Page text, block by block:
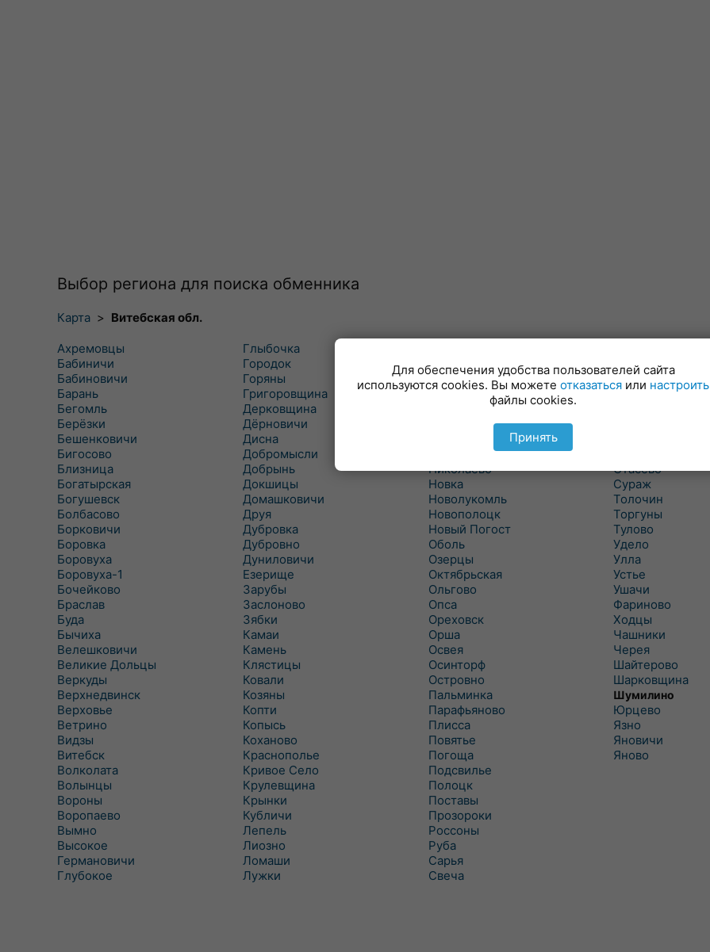
Выбор региона для поиска обменника
Карта > Витебская обл.
Ахремовцы
Бабиничи
Бабиновичи
Барань
Бегомль
Берёзки
Бешенковичи
Бигосово
Близница
Богатырская
Богушевск
Болбасово
Борковичи
Боровка
Боровуха
Боровуха-1
Бочейково
Браслав
Буда
Бычиха
Велешковичи
Великие Дольцы
Веркуды
Верхнедвинск
Верховье
Ветрино
Видзы
Витебск
Волколата
Волынцы
Вороны
Воропаево
Вымно
Высокое
Германовичи
Глубокое
Глыбочка
Городок
Горяны
Григоровщина
Дерковщина
Дёрновичи
Дисна
Добромысли
Добрынь
Докшицы
Домашковичи
Друя
Дубровка
Дубровно
Дуниловичи
Езерище
Зарубы
Заслоново
Зябки
Камаи
Камень
Клястицы
Ковали
Козяны
Копти
Копысь
Коханово
Краснополье
Кривое Село
Крулевщина
Крынки
Кубличи
Лепель
Лиозно
Ломаши
Лужки
Ляды
Межа
Межево
Мишневичи
Николаево
Новка
Новолукомль
Новополоцк
Новый Погост
Оболь
Озерцы
Октябрьская
Ольгово
Опса
Ореховск
Орша
Освея
Осинторф
Островно
Пальминка
Парафьяново
Плисса
Повятье
Погоща
Подсвилье
Полоцк
Поставы
Прозороки
Россоны
Руба
Сарья
Свеча
Сенно
Ситцы
Славени
Стасево
Сураж
Толочин
Торгуны
Тулово
Удело
Улла
Устье
Ушачи
Фариново
Ходцы
Чашники
Черея
Шайтерово
Шарковщина
Шумилино
Юрцево
Язно
Яновичи
Яново
Для обеспечения удобства пользователей сайта
используются cookies. Вы можете отказаться или настроить
файлы cookies.
Принять